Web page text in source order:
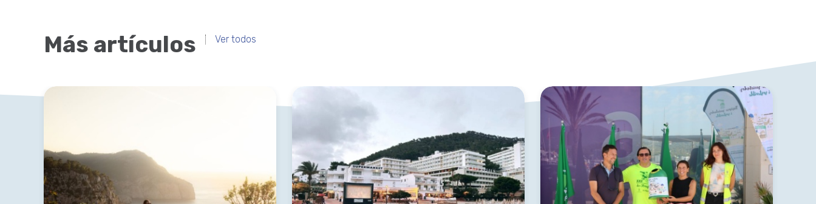
Más artículos Ver todos